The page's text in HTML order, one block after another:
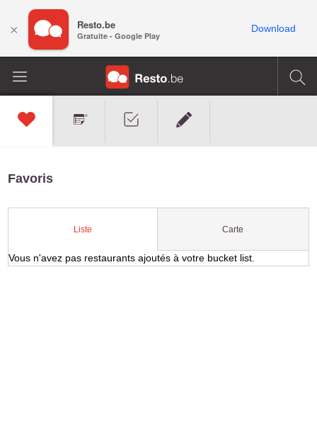
Favoris
Liste Carte
Vous n'avez pas restaurants ajoutés à votre bucket list.
× Resto.be
Gratuite - Google Play
Download